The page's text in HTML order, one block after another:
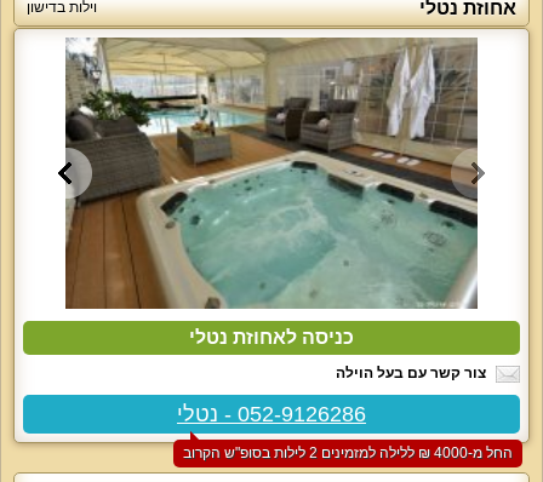
אחוזת נטלי וילות בדישון
כניסה לאחוזת נטלי
צור קשר עם בעל הוילה
052-9126286 - נטלי
החל מ-‏4000 ₪ ללילה למזמינים 2 לילות בסופ"ש הקרוב